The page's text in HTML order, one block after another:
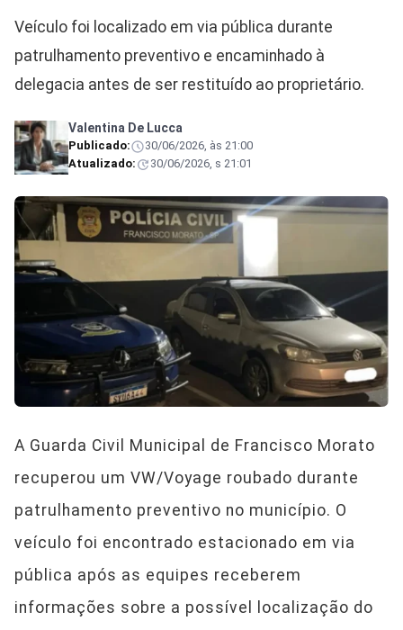
Veículo foi localizado em via pública durante
patrulhamento preventivo e encaminhado à
delegacia antes de ser restituído ao proprietário.
Valentina De Lucca
Publicado:
30/06/2026, às 21:00
Atualizado:
30/06/2026, s 21:01
A Guarda Civil Municipal de Francisco Morato
recuperou um VW/Voyage roubado durante
patrulhamento preventivo no município. O
veículo foi encontrado estacionado em via
pública após as equipes receberem
informações sobre a possível localização do